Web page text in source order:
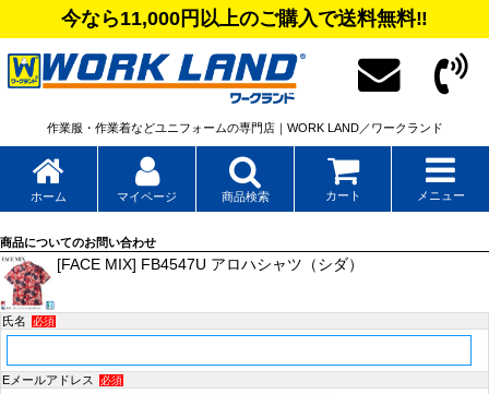
今なら11,000円以上のご購入で送料無料‼
作業服・作業着などユニフォームの専門店｜WORK LAND／ワークランド
ホーム マイページ 商品検索 カート メニュー
商品についてのお問い合わせ
[FACE MIX] FB4547U アロハシャツ（シダ）
氏名 必須
Eメールアドレス 必須